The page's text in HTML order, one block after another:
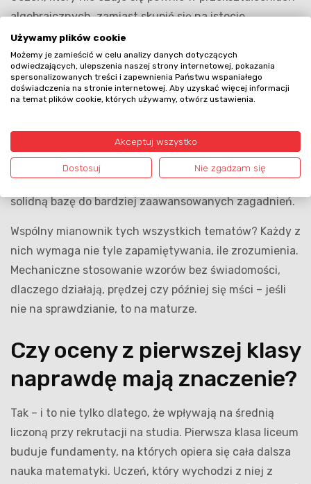
algebraicznych, zamiast skupić się na istocie
zagadnienia, grzęźnie w rachunkach.
Trygonometria bywa z kolei pierwszym tematem, który
wydaje się całkowicie abstrakcyjny. Sinus, cosinus i
tangens w trójkącie prostokątnym to jeszcze
trygonometrycznych i ich wykresów wymaga zupełnie
nowego sposobu myślenia. Kto dobrze opanuje ten
dział w pierwszej klasie, w kolejnych latach zyska
solidną bazę do bardziej zaawansowanych zagadnień.
Wspólny mianownik tych wszystkich tematów? Każdy z
nich wymaga nie tyle zapamiętywania, ile zrozumienia.
Mechaniczne stosowanie wzorów bez świadomości,
dlaczego działają, prędzej czy później się mści – jeśli
nie na sprawdzianie, to na maturze.
Czy oceny z pierwszej klasy
naprawdę mają znaczenie?
Tak – i to nie tylko dlatego, że wpływają na średnią
liczoną przy rekrutacji na studia. Pierwsza klasa liceum
buduje fundamenty, na których opiera się cała dalsza
nauka matematyki. Uczeń, który wychodzi z niej z
Używamy plików cookie
Możemy je zamieścić w celu analizy danych dotyczących
odwiedzających, ulepszenia naszej strony internetowej, pokazania
spersonalizowanych treści i zapewnienia Państwu wspaniałego
doświadczenia na stronie internetowej. Aby uzyskać więcej informacji
na temat plików cookie, których używamy, otwórz ustawienia.
Akceptuj wszystko
Dostosuj Nie zgadzam się